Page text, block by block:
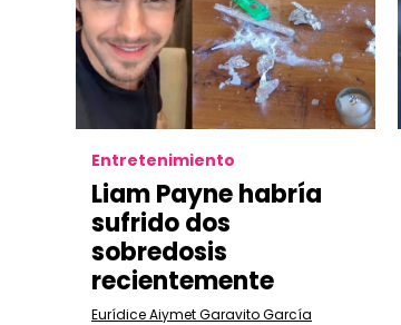
Entretenimiento
Liam Payne habría
sufrido dos
sobredosis
recientemente
Eurídice Aiymet Garavito García